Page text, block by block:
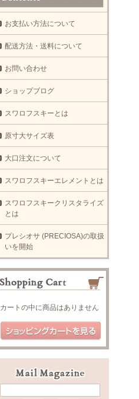
お支払い方法について
配送方法・送料について
お問い合わせ
ショップブログ
スワロフスキーとは
原寸大サイズ表
大口注文について
スワロフスキーエレメントとは
スワロフスキークリスタライズ
とは
プレシオサ (PRECIOSA)の取扱
いを開始
カートの中に商品はありません